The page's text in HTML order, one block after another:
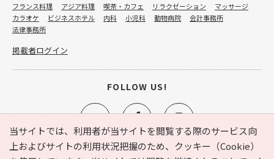
当サイトでは、利用者が当サイトを閲覧する際のサービス向
上およびサイトの利用状況把握のため、クッキー（Cookie）
フランス料理
アジア料理 喫茶・カフェ リラクゼーション
マッサージ
カラオケ
ビジネスホテル 内科 小児科 動物病院
会計事務所
法律事務所
掲載者ログイン
FOLLOW US!